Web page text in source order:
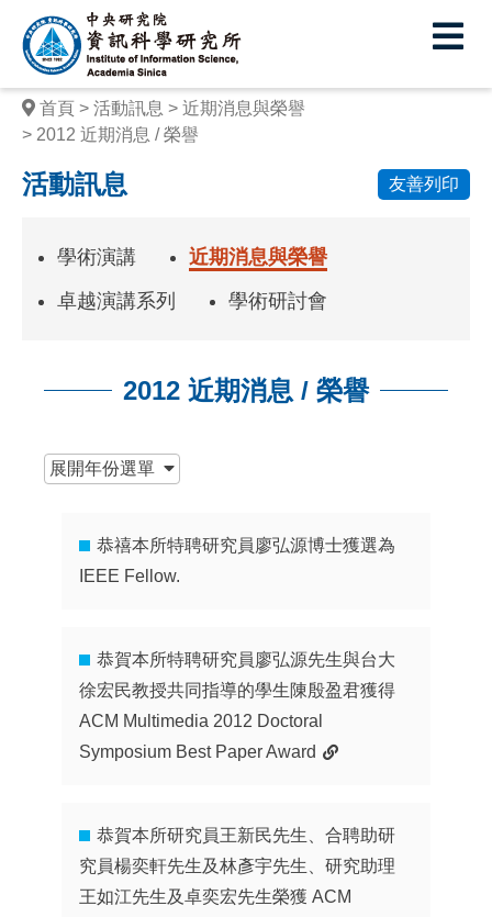
中
央
研
究
院
訊
科
所
首頁 活動訊息
近期消息與榮譽
2012 近期消息 / 榮譽
活動訊息 友善列印
學術演講
近期消息與榮譽
卓越演講系列
學術研討會
2012 近期消息 / 榮譽
展開年份選單
恭禧本所特聘研究員廖弘源博士獲選為
IEEE Fellow.
恭賀本所特聘研究員廖弘源先生與台大
徐宏民教授共同指導的學生陳殷盈君獲得
ACM Multimedia 2012 Doctoral
Symposium Best Paper Award
恭賀本所研究員王新民先生、合聘助研
究員楊奕軒先生及林彥宇先生、研究助理
王如江先生及卓奕宏先生榮獲 ACM